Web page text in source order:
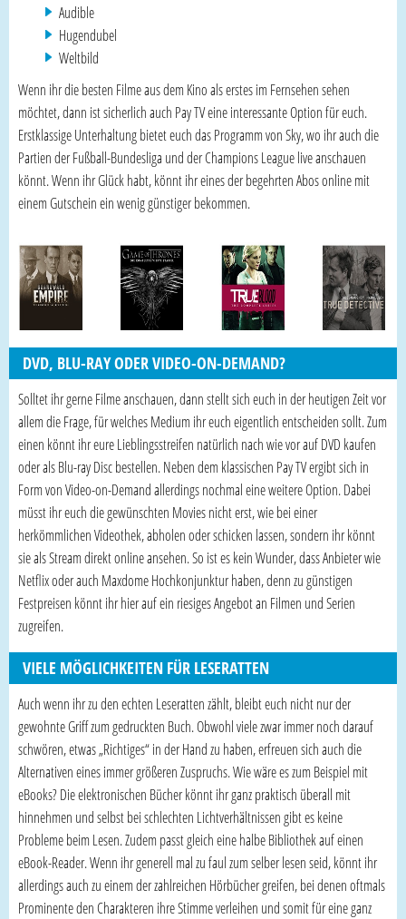
Audible
Hugendubel
Weltbild
Wenn ihr die besten Filme aus dem Kino als erstes im Fernsehen sehen
möchtet, dann ist sicherlich auch Pay TV eine interessante Option für euch.
Erstklassige Unterhaltung bietet euch das Programm von Sky, wo ihr auch die
Partien der Fußball-Bundesliga und der Champions League live anschauen
könnt. Wenn ihr Glück habt, könnt ihr eines der begehrten Abos online mit
einem Gutschein ein wenig günstiger bekommen.
DVD, BLU-RAY ODER VIDEO-ON-DEMAND?
Solltet ihr gerne Filme anschauen, dann stellt sich euch in der heutigen Zeit vor
allem die Frage, für welches Medium ihr euch eigentlich entscheiden sollt. Zum
einen könnt ihr eure Lieblingsstreifen natürlich nach wie vor auf DVD kaufen
oder als Blu-ray Disc bestellen. Neben dem klassischen Pay TV ergibt sich in
Form von Video-on-Demand allerdings nochmal eine weitere Option. Dabei
müsst ihr euch die gewünschten Movies nicht erst, wie bei einer
herkömmlichen Videothek, abholen oder schicken lassen, sondern ihr könnt
sie als Stream direkt online ansehen. So ist es kein Wunder, dass Anbieter wie
Netflix oder auch Maxdome Hochkonjunktur haben, denn zu günstigen
Festpreisen könnt ihr hier auf ein riesiges Angebot an Filmen und Serien
zugreifen.
VIELE MÖGLICHKEITEN FÜR LESERATTEN
Auch wenn ihr zu den echten Leseratten zählt, bleibt euch nicht nur der
gewohnte Griff zum gedruckten Buch. Obwohl viele zwar immer noch darauf
schwören, etwas „Richtiges“ in der Hand zu haben, erfreuen sich auch die
Alternativen eines immer größeren Zuspruchs. Wie wäre es zum Beispiel mit
eBooks? Die elektronischen Bücher könnt ihr ganz praktisch überall mit
hinnehmen und selbst bei schlechten Lichtverhältnissen gibt es keine
Probleme beim Lesen. Zudem passt gleich eine halbe Bibliothek auf einen
eBook-Reader. Wenn ihr generell mal zu faul zum selber lesen seid, könnt ihr
allerdings auch zu einem der zahlreichen Hörbücher greifen, bei denen oftmals
Prominente den Charakteren ihre Stimme verleihen und somit für eine ganz